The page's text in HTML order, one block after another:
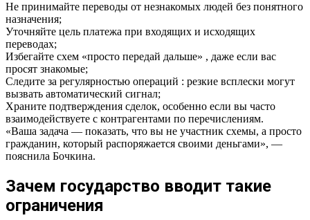
Не принимайте переводы от незнакомых людей без понятного
назначения;
Уточняйте цель платежа при входящих и исходящих
переводах;
Избегайте схем «просто передай дальше» , даже если вас
просят знакомые;
Следите за регулярностью операций : резкие всплески могут
вызвать автоматический сигнал;
Храните подтверждения сделок, особенно если вы часто
взаимодействуете с контрагентами по перечислениям.
«Ваша задача — показать, что вы не участник схемы, а просто
гражданин, который распоряжается своими деньгами», —
пояснила Бочкина.
Зачем государство вводит такие
ограничения